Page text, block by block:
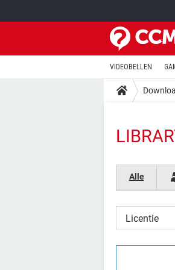
VIDEOBELLEN
Alle
Licentie